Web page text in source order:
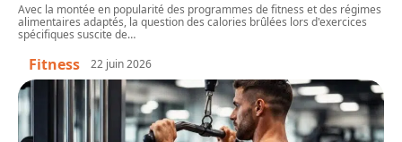
Avec la montée en popularité des programmes de fitness et des régimes
alimentaires adaptés, la question des calories brûlées lors d'exercices
spécifiques suscite de…
Fitness 22 juin 2026